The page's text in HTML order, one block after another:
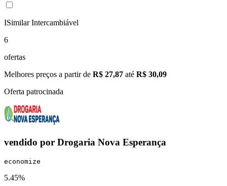
ISimilar Intercambiável
6
ofertas
Melhores preços a partir de R$ 27,87 até R$ 30,09
Oferta patrocinada
vendido por Drogaria Nova Esperança
economize
5.45%